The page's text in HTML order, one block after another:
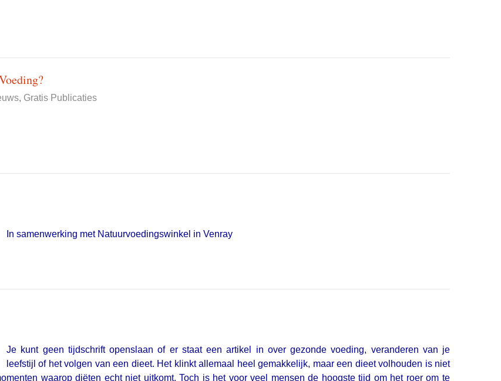
Gratis Publicaties
In samenwerking met Natuurvoedingswinkel in Venray
Je kunt geen tijdschrift openslaan of er staat een artikel in over gezonde voeding, veranderen van je
leefstijl of het volgen van een dieet. Het klinkt allemaal heel gemakkelijk, maar een dieet volhouden is niet
waarop diëten echt niet uitkomt. Toch is het voor veel mensen de hoogste tijd om het roer om te